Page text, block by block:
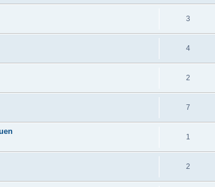
3
4
2
7
1
2